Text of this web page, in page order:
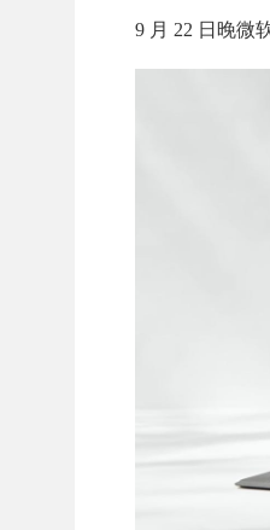
9 月 22 日晚微